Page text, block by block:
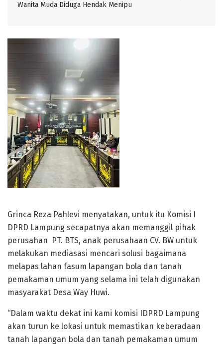
Wanita Muda Diduga Hendak Menipu
Grinca Reza Pahlevi menyatakan, untuk itu Komisi I
DPRD Lampung secapatnya akan memanggil pihak
perusahan PT. BTS, anak perusahaan CV. BW untuk
melakukan mediasasi mencari solusi bagaimana
melapas lahan fasum lapangan bola dan tanah
pemakaman umum yang selama ini telah digunakan
masyarakat Desa Way Huwi.
“Dalam waktu dekat ini kami komisi IDPRD Lampung
akan turun ke lokasi untuk memastikan keberadaan
tanah lapangan bola dan tanah pemakaman umum